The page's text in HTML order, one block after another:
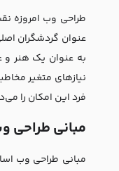
طراحی وب امروزه
عنوان گردشگران
به عنوان یک هنر و
نیازهای متغیر
فرد این امکان را
مبانی طراحی
مبانی طراحی وب